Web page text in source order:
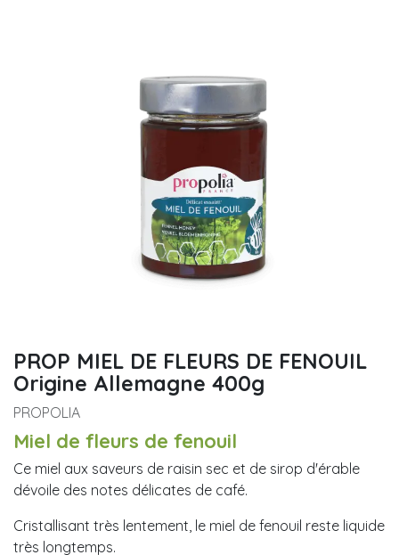
PROP MIEL DE FLEURS DE FENOUIL
Origine Allemagne 400g
PROPOLIA
Miel de fleurs de fenouil
Ce miel aux saveurs de raisin sec et de sirop d'érable
dévoile des notes délicates de café.
Cristallisant très lentement, le miel de fenouil reste liquide
très longtemps.